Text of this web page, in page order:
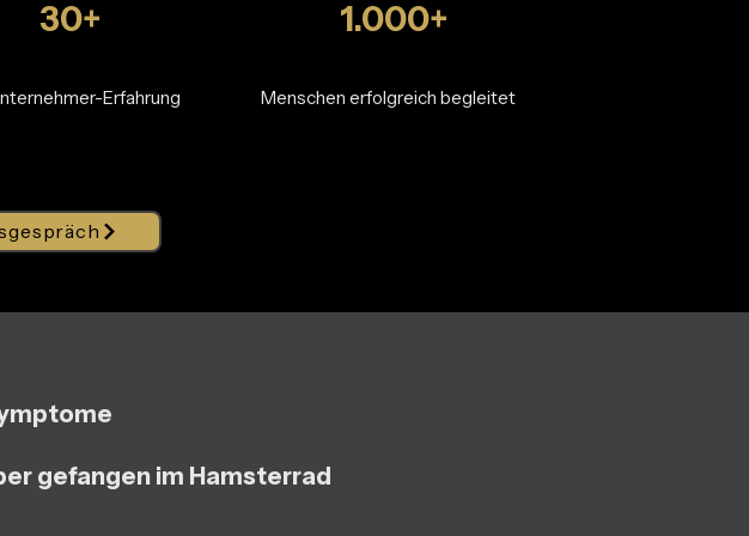
30+
Erfahrung
1.000+
Menschen erfolgreich begleitet
gefangen im Hamsterrad